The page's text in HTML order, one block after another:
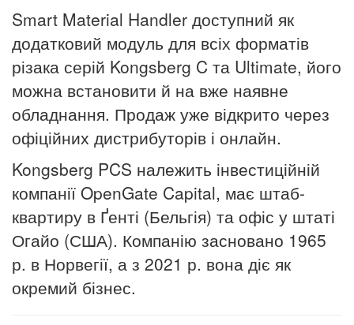
Smart Material Handler доступний як
додатковий модуль для всіх форматів
різака серій Kongsberg C та Ultimate, його
можна встановити й на вже наявне
обладнання. Продаж уже відкрито через
офіційних дистрибуторів і онлайн.
Kongsberg PCS належить інвестиційній
компанії OpenGate Capital, має штаб-
квартиру в Ґенті (Бельгія) та офіс у штаті
Огайо (США). Компанію засновано 1965
р. в Норвегії, а з 2021 р. вона діє як
окремий бізнес.